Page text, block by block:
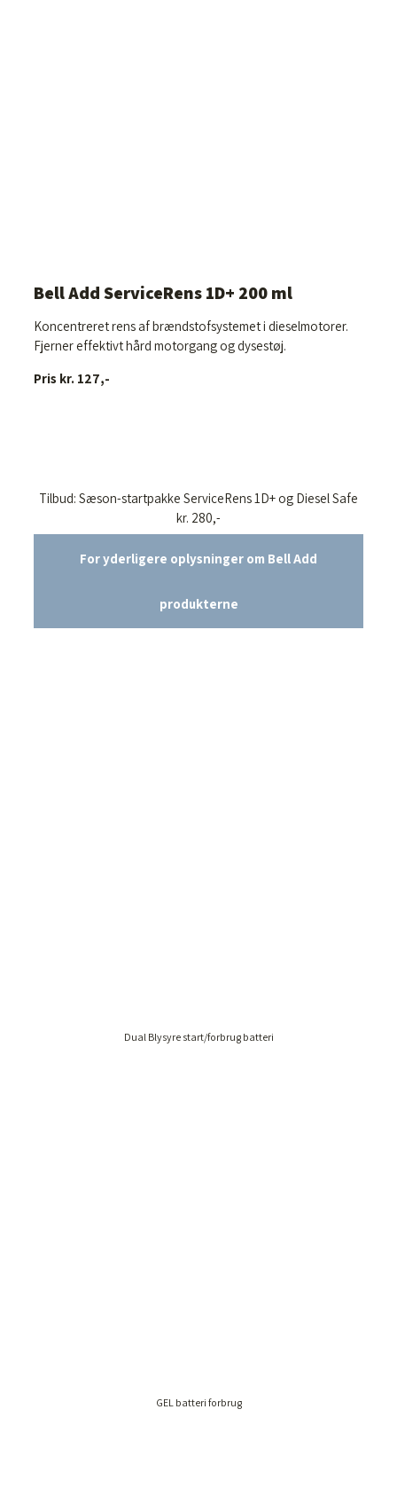
Bell Add ServiceRens 1D+ 200 ml
Koncentreret rens af brændstofsystemet i dieselmotorer.
Fjerner effektivt hård motorgang og dysestøj.
Pris kr. 127,-
Tilbud: Sæson-startpakke ServiceRens 1D+ og Diesel Safe
kr. 280,-
For yderligere oplysninger om Bell Add
produkterne
Dual Blysyre start/forbrug batteri
GEL batteri forbrug